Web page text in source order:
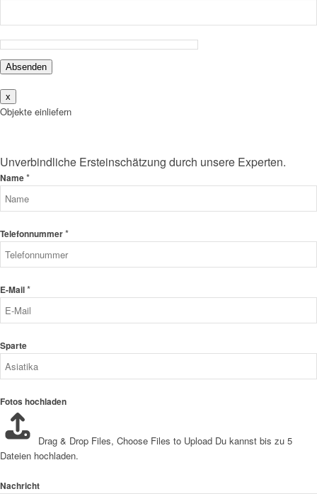
Absenden
x
Objekte einliefern
Unverbindliche Ersteinschätzung durch unsere Experten.
Name*
Telefonnummer*
E-Mail*
Sparte
Fotos hochladen
Drag & Drop Files, Choose Files to Upload Du kannst bis zu 5
Dateien hochladen.
Nachricht